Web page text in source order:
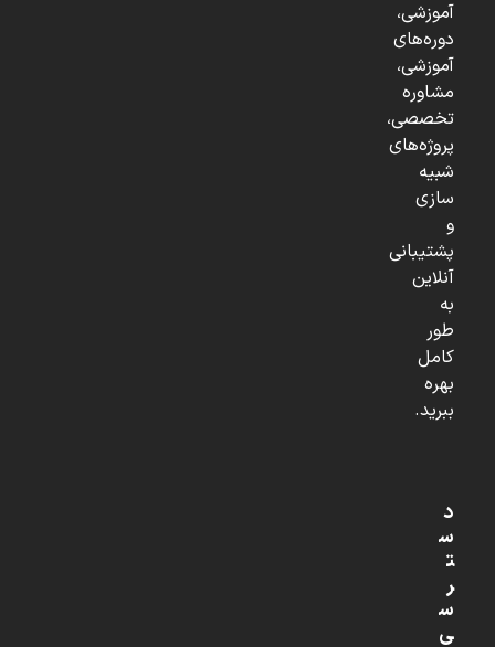
آموزشی،
دوره‌های
آموزشی،
مشاوره
تخصصی،
پروژه‌های
شبیه
سازی
و
پشتیبانی
آنلاین
به
طور
کامل
بهره
ببرید.
د
س
ت
ر
س
ی